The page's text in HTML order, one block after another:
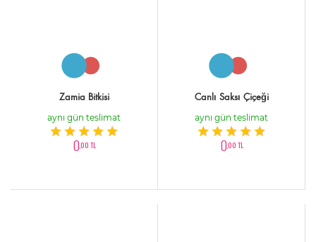
Zamia Bitkisi
aynı gün teslimat
0,00 TL
Canlı Saksı Çiçeği
aynı gün teslimat
0,00 TL